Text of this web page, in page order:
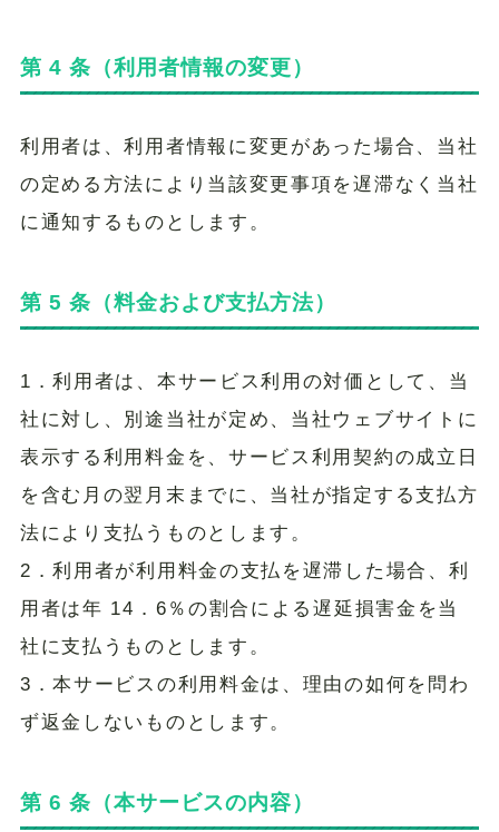
第 4 条（利用者情報の変更）
利用者は、利用者情報に変更があった場合、当社
の定める方法により当該変更事項を遅滞なく当社
に通知するものとします。
第 5 条（料金および支払方法）
1．利用者は、本サービス利用の対価として、当
社に対し、別途当社が定め、当社ウェブサイトに
表示する利用料金を、サービス利用契約の成立日
を含む月の翌月末までに、当社が指定する支払方
法により支払うものとします。
2．利用者が利用料金の支払を遅滞した場合、利
用者は年 14．6％の割合による遅延損害金を当
社に支払うものとします。
3．本サービスの利用料金は、理由の如何を問わ
ず返金しないものとします。
第 6 条（本サービスの内容）